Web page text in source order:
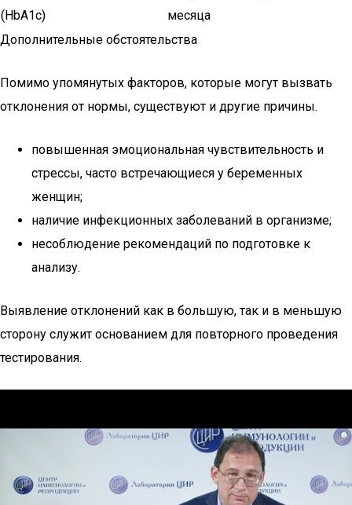
(HbA1c)
месяца
Дополнительные обстоятельства
Помимо упомянутых факторов, которые могут вызвать
отклонения от нормы, существуют и другие причины.
повышенная эмоциональная чувствительность и
стрессы, часто встречающиеся у беременных
женщин;
наличие инфекционных заболеваний в организме;
несоблюдение рекомендаций по подготовке к
анализу.
Выявление отклонений как в большую, так и в меньшую
сторону служит основанием для повторного проведения
тестирования.